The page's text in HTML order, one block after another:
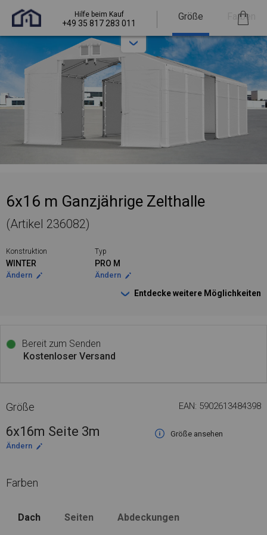
Hilfe beim Kauf
+49 35 817 283 011
Größe Farben
6x16 m Ganzjährige Zelthalle
(Artikel 236082)
Konstruktion
WINTER
Ändern
Typ
PRO M
Ändern
Entdecke weitere Möglichkeiten
Bereit zum Senden
Kostenloser Versand
Größe EAN: 5902613484398
6x16m Seite 3m
Größe ansehen
Ändern
Farben
Dach Seiten Abdeckungen